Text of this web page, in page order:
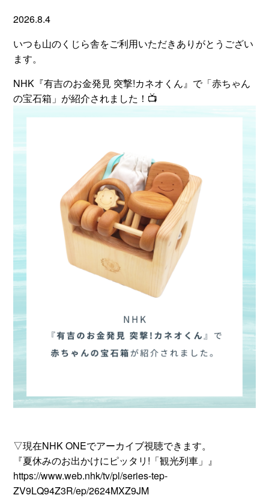
2026.8.4
いつも山のくじら舎をご利用いただきありがとうござい
ます。
NHK『有吉のお金発見 突撃!カネオくん』で「赤ちゃん
の宝石箱」が紹介されました！📺
▽現在NHK ONEでアーカイブ視聴できます。
『夏休みのお出かけにピッタリ!「観光列車」』
https://www.web.nhk/tv/pl/series-tep-
ZV9LQ94Z3R/ep/2624MXZ9JM